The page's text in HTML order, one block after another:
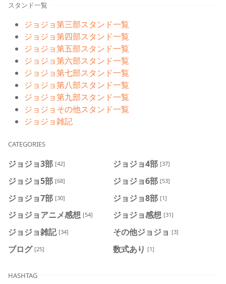
スタンド一覧
ジョジョ第三部スタンド一覧
ジョジョ第四部スタンド一覧
ジョジョ第五部スタンド一覧
ジョジョ第六部スタンド一覧
ジョジョ第七部スタンド一覧
ジョジョ第八部スタンド一覧
ジョジョ第九部スタンド一覧
ジョジョその他スタンド一覧
ジョジョ雑記
CATEGORIES
ジョジョ3部 [42] ジョジョ4部 [37]
ジョジョ5部 [68] ジョジョ6部 [53]
ジョジョ7部 [30] ジョジョ8部 [1]
ジョジョアニメ感想 [54] ジョジョ感想 [31]
ジョジョ雑記 [34] その他ジョジョ [3]
ブログ [25] 数式あり [1]
HASHTAG